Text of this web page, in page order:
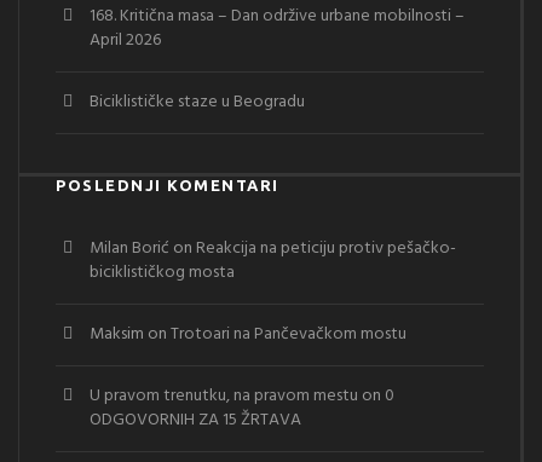
168. Kritična masa – Dan održive urbane mobilnosti –
April 2026
Biciklističke staze u Beogradu
POSLEDNJI KOMENTARI
Milan Borić on Reakcija na peticiju protiv pešačko-
biciklističkog mosta
Maksim onTrotoari na Pančevačkom mostu
U pravom trenutku, na pravom mestu on 0
ODGOVORNIH ZA 15 ŽRTAVA